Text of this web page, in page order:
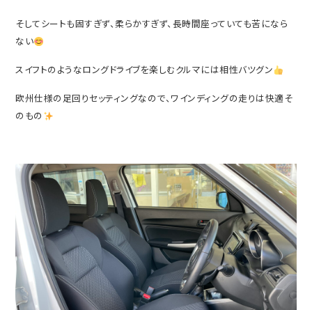
そしてシートも固すぎず、柔らかすぎず、長時間座っていても苦になら
ない
スイフトのようなロングドライブを楽しむクルマには相性バツグン
欧州仕様の足回りセッティングなので、ワインディングの走りは快適そ
のもの